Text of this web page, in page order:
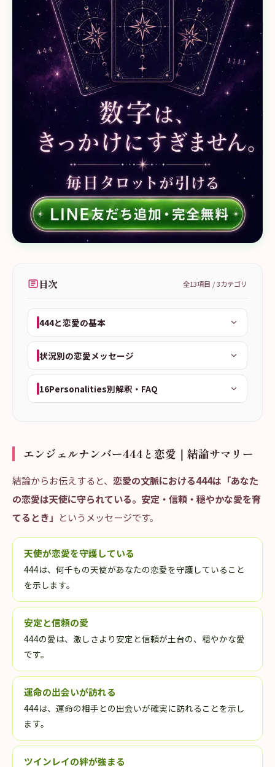
目次 全13項目 /3カテゴリ
444と恋愛の基本
状況別の恋愛メッセージ
16Personalities別解釈・FAQ
エンジェルナンバー444と恋愛｜結論サマリー
結論からお伝えすると、 恋愛の文脈における444は「あなた
の恋愛は天使に守られている。安定・信頼・穏やかな愛を育
てるとき」 というメッセージです。
天使が恋愛を守護している
444は、何千もの天使があなたの恋愛を守護していること
を示します。
安定と信頼の愛
444の愛は、激しさより安定と信頼が土台の、穏やかな愛
です。
運命の出会いが訪れる
444は、運命の相手との出会いが確実に訪れることを示し
ます。
ツインレイの絆が強まる